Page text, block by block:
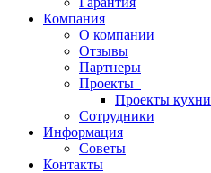
Компания
О компании
Отзывы
Партнеры
Проекты
Проекты кухни
Сотрудники
Информация
Советы
Контакты